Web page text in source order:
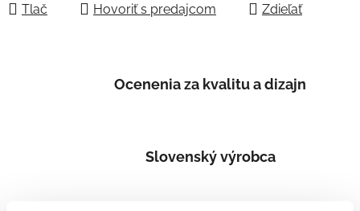
Tlač Hovoriť s predajcom Zdieľať
Ocenenia za kvalitu a dizajn
Slovenský výrobca